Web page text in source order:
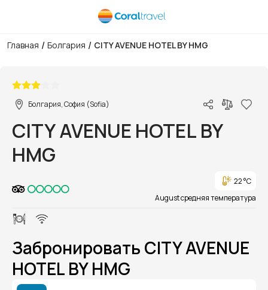
Главная / Болгария / CITY AVENUE HOTEL BY HMG
Болгария, София (Sofia)
CITY AVENUE HOTEL BY
HMG
22 °C
August средняя температура
Забронировать CITY AVENUE
HOTEL BY HMG